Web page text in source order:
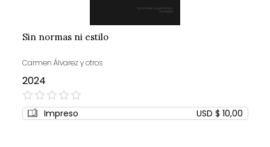
Sin normas ni estilo
Carmen Álvarez y otros
2024
0%
Impreso USD $ 10,00